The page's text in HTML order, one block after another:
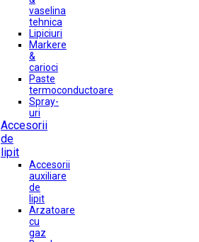
vaselina
tehnica
Lipiciuri
Markere
&
carioci
Paste
termoconductoare
Spray-
uri
Accesorii
de
lipit
Accesorii
auxiliare
de
lipit
Arzatoare
cu
gaz